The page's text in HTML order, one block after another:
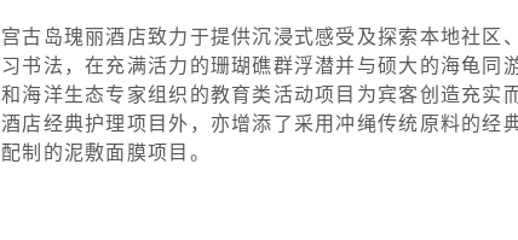
宫古岛瑰丽酒店致力于提供沉浸式感受及探索本地社
习书法，在充满活力的珊瑚礁群浮潜并与硕大的海龟
和海洋生态专家组织的教育类活动项目为宾客创造充实
酒店经典护理项目外，亦增添了采用冲绳传统原料的经
配制的泥敷面膜项目。